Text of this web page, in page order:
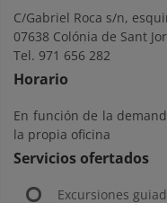
C/Gabriel Roca s/n,
07638 Colónia de Sant
Tel. 971 656 282
Horario
En función de la
la propia oficina
Servicios ofertados
Excursiones